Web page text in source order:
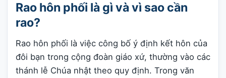
Rao hôn phối là gì và vì sao cần
rao?
Rao hôn phối là việc công bố ý định kết hôn của
đôi bạn trong cộng đoàn giáo xứ, thường vào các
thánh lễ Chúa nhật theo quy định. Trong văn